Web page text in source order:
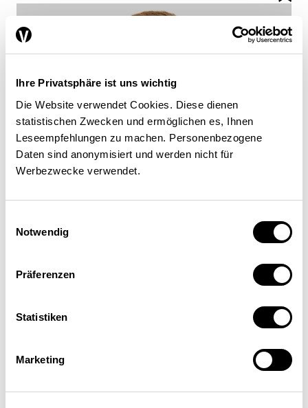
Ihre Privatsphäre ist uns wichtig
Die Website verwendet Cookies. Diese dienen
statistischen Zwecken und ermöglichen es, Ihnen
Leseempfehlungen zu machen. Personenbezogene
Daten sind anonymisiert und werden nicht für
Werbezwecke verwendet.
Notwendig
Präferenzen
Statistiken
Marketing
Manuel Suter